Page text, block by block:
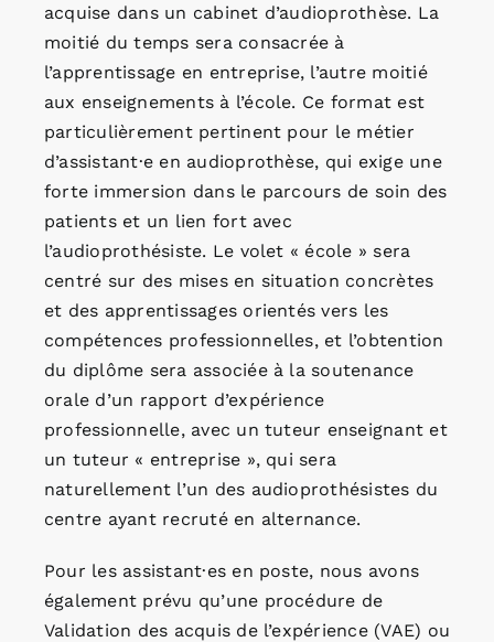
acquise dans un cabinet d’audioprothèse. La
moitié du temps sera consacrée à
l’apprentissage en entreprise, l’autre moitié
aux enseignements à l’école. Ce format est
particulièrement pertinent pour le métier
d’assistant·e en audioprothèse, qui exige une
forte immersion dans le parcours de soin des
patients et un lien fort avec
l’audioprothésiste. Le volet « école » sera
centré sur des mises en situation concrètes
et des apprentissages orientés vers les
compétences professionnelles, et l’obtention
du diplôme sera associée à la soutenance
orale d’un rapport d’expérience
professionnelle, avec un tuteur enseignant et
un tuteur « entreprise », qui sera
naturellement l’un des audioprothésistes du
centre ayant recruté en alternance.
Pour les assistant·es en poste, nous avons
également prévu qu’une procédure de
Validation des acquis de l’expérience (VAE) ou